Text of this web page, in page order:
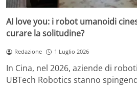
AI love you: i robot umanoidi
curare la solitudine?
Redazione 1 Luglio 2026
In Cina, nel 2026, aziende di
UBTech Robotics stanno